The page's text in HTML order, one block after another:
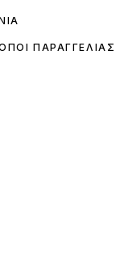
ΠΑΡΑΓΓΕΛΊΑΣ